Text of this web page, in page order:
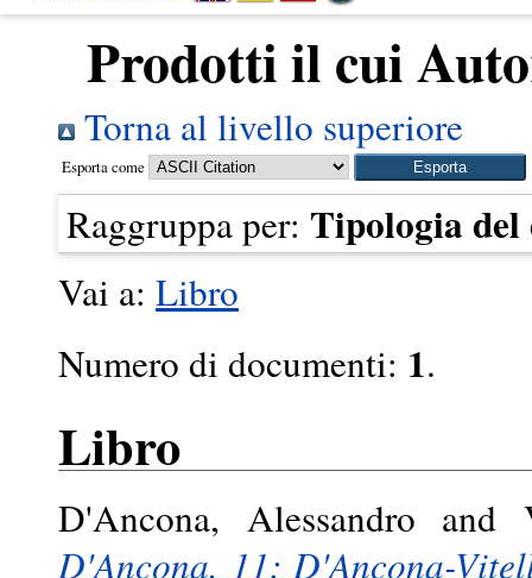
Prodotti il cui
Torna al livello superiore
Esporta come
Raggruppa per: Tipologia del
Vai a: Libro
Numero di documenti: 1.
Libro
D'Ancona, Alessandro and
D'Ancona. 11: D'Ancona-